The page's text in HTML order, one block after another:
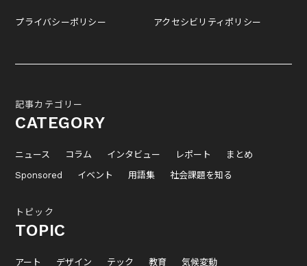
プライバシーポリシー アクセシビリティポリシー
記事カテゴリー
CATEGORY
ニュース コラム インタビュー レポート
まとめ
Sponsored
イベント 用語集 社会課題を知る
トピック
TOPIC
アート デザイン テック 教育 気候変動